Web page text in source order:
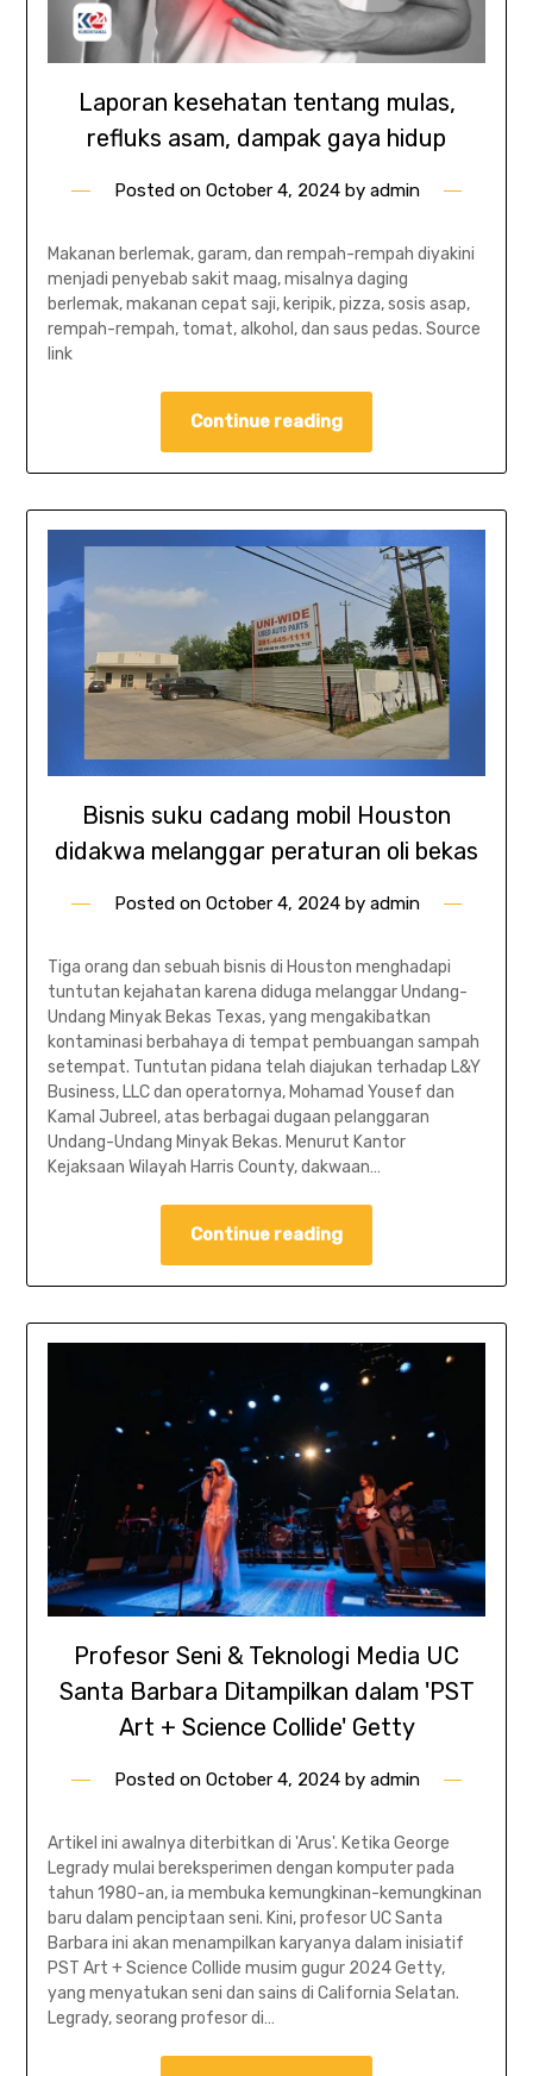
Laporan kesehatan tentang mulas,
refluks asam, dampak gaya hidup
Posted on October 4, 2024by admin
Makanan berlemak, garam, dan rempah-rempah diyakini
menjadi penyebab sakit maag, misalnya daging
berlemak, makanan cepat saji, keripik, pizza, sosis asap,
rempah-rempah, tomat, alkohol, dan saus pedas. Source
link
Continue reading
Bisnis suku cadang mobil Houston
didakwa melanggar peraturan oli bekas
Posted on October 4, 2024by admin
Tiga orang dan sebuah bisnis di Houston menghadapi
tuntutan kejahatan karena diduga melanggar Undang-
Undang Minyak Bekas Texas, yang mengakibatkan
kontaminasi berbahaya di tempat pembuangan sampah
setempat. Tuntutan pidana telah diajukan terhadap L&Y
Business, LLC dan operatornya, Mohamad Yousef dan
Kamal Jubreel, atas berbagai dugaan pelanggaran
Undang-Undang Minyak Bekas. Menurut Kantor
Kejaksaan Wilayah Harris County, dakwaan…
Continue reading
Profesor Seni & Teknologi Media UC
Santa Barbara Ditampilkan dalam 'PST
Art + Science Collide' Getty
Posted on October 4, 2024by admin
Artikel ini awalnya diterbitkan di 'Arus'. Ketika George
Legrady mulai bereksperimen dengan komputer pada
tahun 1980-an, ia membuka kemungkinan-kemungkinan
baru dalam penciptaan seni. Kini, profesor UC Santa
Barbara ini akan menampilkan karyanya dalam inisiatif
PST Art + Science Collide musim gugur 2024 Getty,
yang menyatukan seni dan sains di California Selatan.
Legrady, seorang profesor di…